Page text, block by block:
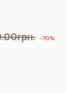
-70%